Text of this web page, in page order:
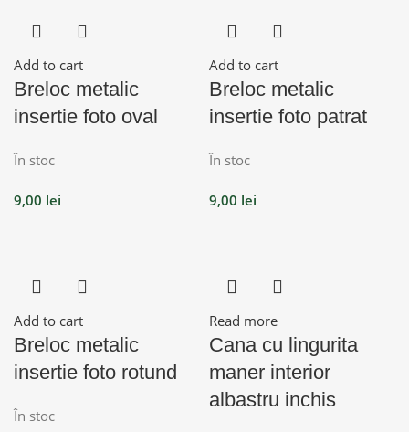
Add to cart
Breloc metalic
insertie foto oval
În stoc
9,00 lei
Add to cart
Breloc metalic
insertie foto patrat
În stoc
9,00 lei
Add to cart
Breloc metalic
insertie foto rotund
În stoc
Read more
Cana cu lingurita
maner interior
albastru inchis